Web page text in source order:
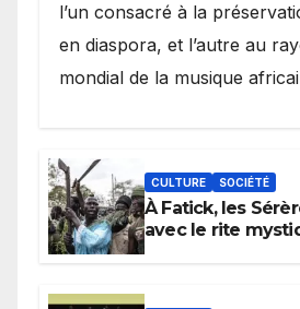
l’un consacré à la
en diaspora, et l’autre au
mondial de la musique
CULTURE SOCIÉTÉ
À Fatick, les
avec le rite